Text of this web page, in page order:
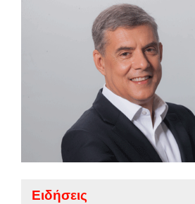
Ειδήσεις